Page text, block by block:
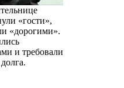
«гости»,
«дорогими».
и требовали